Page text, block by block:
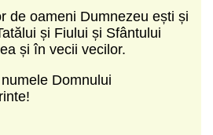
de oameni Dumnezeu ești și
și Fiului și Sfântului
și în vecii vecilor.
Domnului